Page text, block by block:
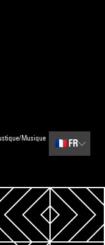
Musique
🇫🇷 FR